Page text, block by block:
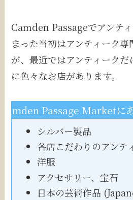
Camden Passageでアンテ
まった当初はアンティーク
が、最近ではアンティークだ
に色々なお店があります。
Camden Passage Marketに
シルバー製品
各店こだわりのアンテ
洋服
アクセサリー、宝石
日本の芸術作品